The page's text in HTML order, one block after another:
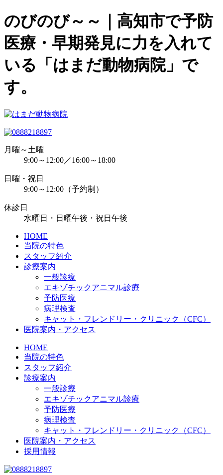
のびのび～～｜高知市で予防
医療・早期発見に力を入れて
いる「はまだ動物病院」で
す。
月曜～土曜
9:00～12:00／16:00～18:00
日曜・祝日
9:00～12:00（予約制）
休診日
水曜日・日曜午後・祝日午後
HOME
当院の特色
スタッフ紹介
診療案内
一般診療
エキゾチックアニマル診療
予防医療
病理検査
キャット・フレンドリー・クリニック（CFC）
医院案内・アクセス
HOME
当院の特色
スタッフ紹介
診療案内
一般診療
エキゾチックアニマル診療
予防医療
病理検査
キャット・フレンドリー・クリニック（CFC）
医院案内・アクセス
採用情報